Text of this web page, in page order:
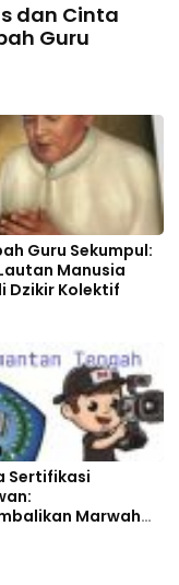
dan Cinta
Guru
Guru Sekumpul:
Manusia
Dzikir Kolektif
Sertifikasi
Marwah
Keadilan